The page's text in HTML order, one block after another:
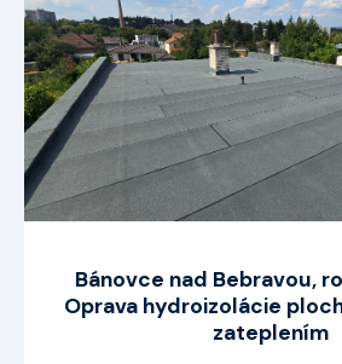
Bánovce nad Bebravou,
Oprava hydroizolácie
zateplením